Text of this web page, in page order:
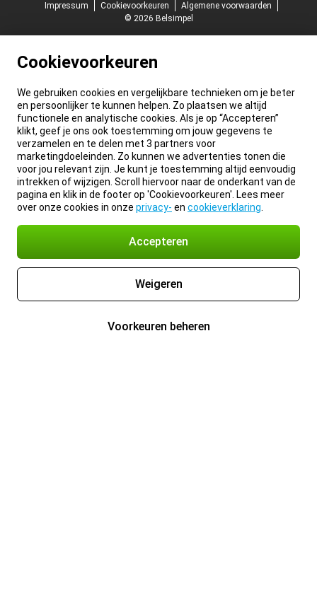
Impressum
Cookievoorkeuren
Algemene voorwaarden
© 2026 Belsimpel
Cookievoorkeuren
We gebruiken cookies en vergelijkbare technieken om je beter
en persoonlijker te kunnen helpen. Zo plaatsen we altijd
functionele en analytische cookies. Als je op “Accepteren”
klikt, geef je ons ook toestemming om jouw gegevens te
verzamelen en te delen met 3 partners voor
marketingdoeleinden. Zo kunnen we advertenties tonen die
voor jou relevant zijn. Je kunt je toestemming altijd eenvoudig
intrekken of wijzigen. Scroll hiervoor naar de onderkant van de
pagina en klik in de footer op 'Cookievoorkeuren'. Lees meer
over onze cookies in onze privacy- en cookieverklaring
Accepteren
Weigeren
Voorkeuren beheren